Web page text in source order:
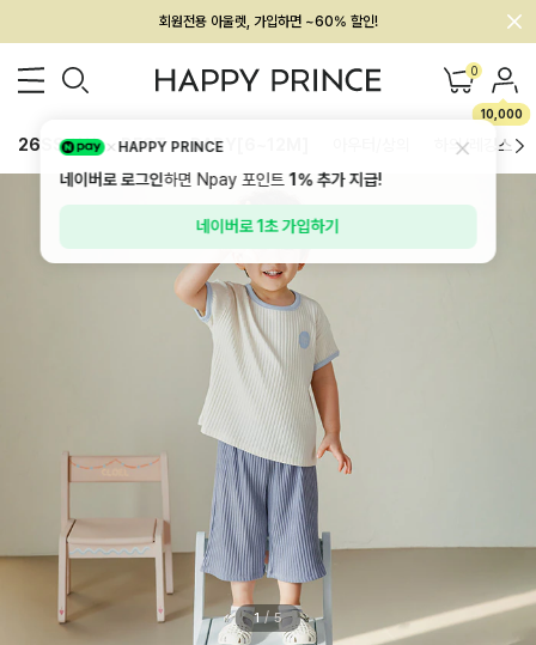
회원전용 아울렛, 가입하면 ~60% 할인!
멤버십 최대 28,000원 혜택 0
10,000
26SS 신상 BEST BABY[6~12M] 하의/레깅스
1 / 5
HAPPY PRINCE
네이버로 로그인하면 Npay 포인트1%추가 지급!
네이버로 1초 가입하기